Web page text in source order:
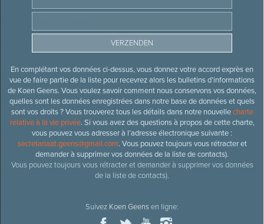
En complétant vos données ci-dessus, vous donnez votre accord exprès en
vue de faire partie de la liste pour recevrez alors les bulletins d’informations
de Koen Geens. Vous voulez savoir comment nous conservons vos données,
quelles sont les données enregistrées dans notre base de données et quels
sont vos droits ? Vous trouverez tous les détails dans notre nouvellecharte
relative à la vie privée. Si vous avez des questions à propos de cette charte,
vous pouvez vous adresser à l’adresse électronique suivante :
secretariaat.geens@gmail.com. Vous pouvez toujours vous rétracter et
demander à supprimer vos données de la liste de contacts).
Vous pouvez toujours vous rétracter et demander à supprimer vos données
de la liste de contacts).
Suivez Koen Geensen ligne: